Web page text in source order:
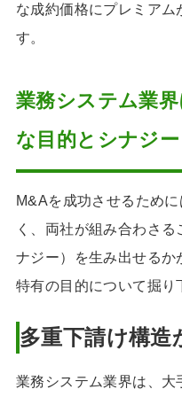
な成約価格にプレミアム
す。
業務システム業
な目的とシナジー
M&Aを成功させるため
く、両社が組み合わさ
ナジー）を生み出せるか
特有の目的について掘り
多重下請け構造
業務システム業界は、大